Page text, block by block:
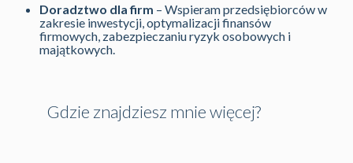
Doradztwo dla firm – Wspieram przedsiębiorców w
zakresie inwestycji, optymalizacji finansów
firmowych, zabezpieczaniu ryzyk osobowych i
majątkowych.
Gdzie znajdziesz mnie więcej?